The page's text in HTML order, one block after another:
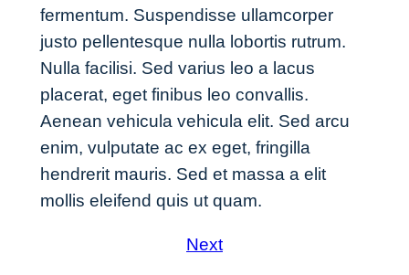
fermentum. Suspendisse ullamcorper
justo pellentesque nulla lobortis rutrum.
Nulla facilisi. Sed varius leo a lacus
placerat, eget finibus leo convallis.
Aenean vehicula vehicula elit. Sed arcu
enim, vulputate ac ex eget, fringilla
hendrerit mauris. Sed et massa a elit
mollis eleifend quis ut quam.
Next